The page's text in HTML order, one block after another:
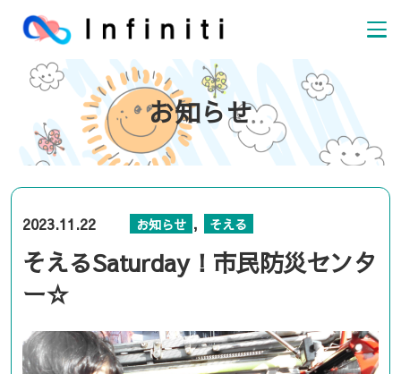
お知らせ
2023.11.22 お知らせ , そえる
そえるSaturday！市民防災センタ
ー☆